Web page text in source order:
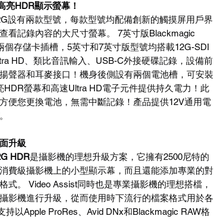
亮HDR顯示螢幕！
設有兩款型號，每款型號均配備創新的觸摸屏用戶界
看記錄內容的大尺寸螢幕。 7英寸版Blackmagic
個存儲卡插槽，5英寸和7英寸版型號均搭載12G-SDI
HD、類比音訊輸入、USB-C外接硬碟記錄，設備前
聲器和耳麥接口！機身後側設有兩個電池槽，可安裝
HDR螢幕和高速Ultra HD電子元件提供持久電力！此
便您更換電池，無需中斷記錄！產品提供12V通用電
升級
HDR是攝影機的理想升級方案，它擁有2500尼特的
費級攝影機上的小型顯示幕，而且還能添加專業的對
式。 Video Assist同時也是專業攝影機的理想搭檔，
影機進行升級，從而使用時下流行的檔案格式用於各
持以Apple ProRes、Avid DNx和Blackmagic RAW格